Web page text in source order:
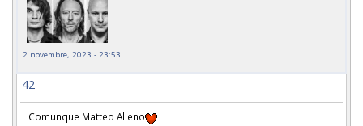
2 novembre, 2023 - 23:53
42
Comunque Matteo Alieno